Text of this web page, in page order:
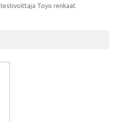
testivoittaja Toyo renkaat